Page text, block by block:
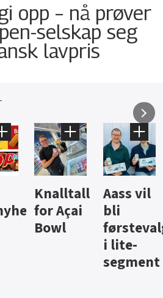
opp – nå prøver
selskap seg
lavpris
Brus og
jus fra
Berentsen
Hard
iste fra
Hansa